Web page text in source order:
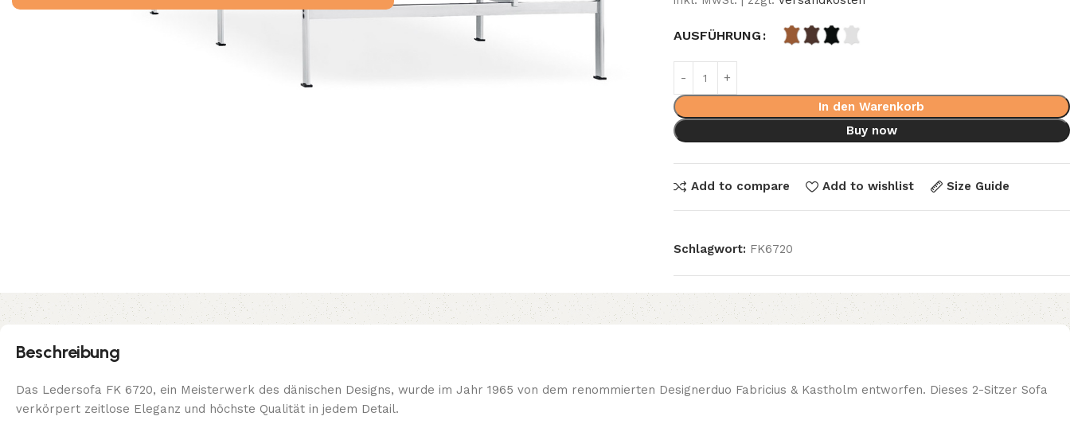
AUSFÜHRUNG
In den Warenkorb
Buy now
Add to compare Add to wishlist Size Guide
Schlagwort: FK6720
Beschreibung
Das Ledersofa FK 6720, ein Meisterwerk des dänischen Designs, wurde im Jahr 1965 von dem renommierten Designerduo Fabricius & Kastholm entworfen. Dieses 2-Sitzer Sofa
verkörpert zeitlose Eleganz und höchste Qualität in jedem Detail.